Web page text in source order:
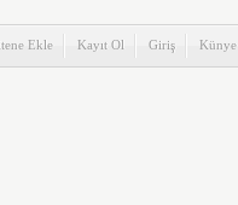
Ekle Kayıt Ol Giriş Künye